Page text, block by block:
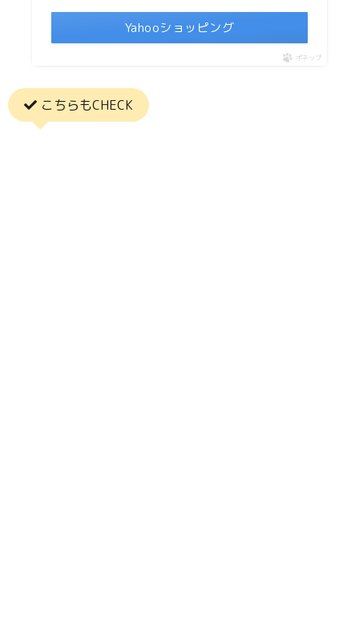
Yahooショッピング
ポチップ
こちらもCHECK